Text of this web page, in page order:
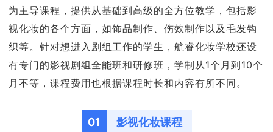
为主导课程，提供从基础到高级的全方位教学，包括影
视化妆的各个方面，如饰品制作、伤效制作以及毛发钩
织等。针对想进入剧组工作的学生，航睿化妆学校还设
有专门的影视剧组全能班和研修班，学制从1个月到10个
月不等，课程费用也根据课程时长和内容有所不同。
01 影视化妆课程